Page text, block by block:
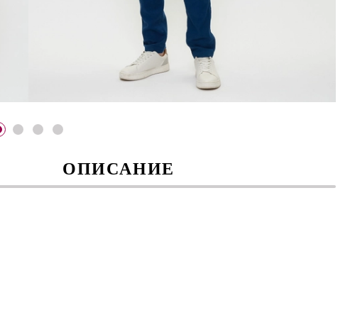
ОПИСАНИЕ